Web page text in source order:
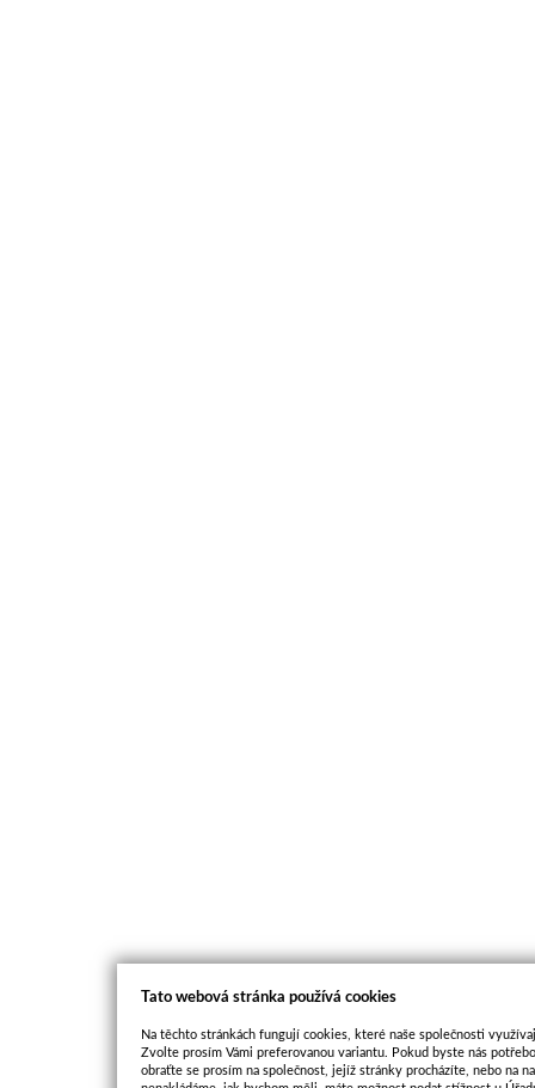
Tato webová stránka používá cookies
Na těchto stránkách fungují cookies, které naše společnosti
Zvolte prosím Vámi preferovanou variantu. Pokud byste nás
obraťte se prosím na společnost, jejíž stránky procházíte, nebo na